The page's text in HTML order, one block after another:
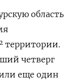
область
территории.
четверг
еще один